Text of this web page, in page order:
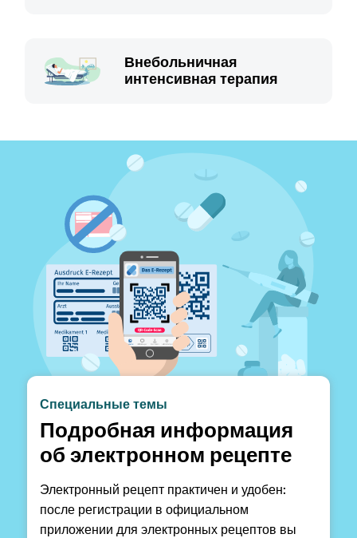
Внебольничная
интенсивная терапия
Специальные темы
Подробная информация
об электронном рецепте
Электронный рецепт практичен и удобен:
после регистрации в официальном
приложении для электронных рецептов вы